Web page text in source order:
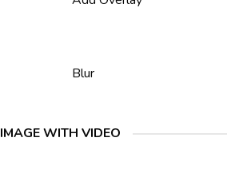
Blur
IMAGE WITH VIDEO